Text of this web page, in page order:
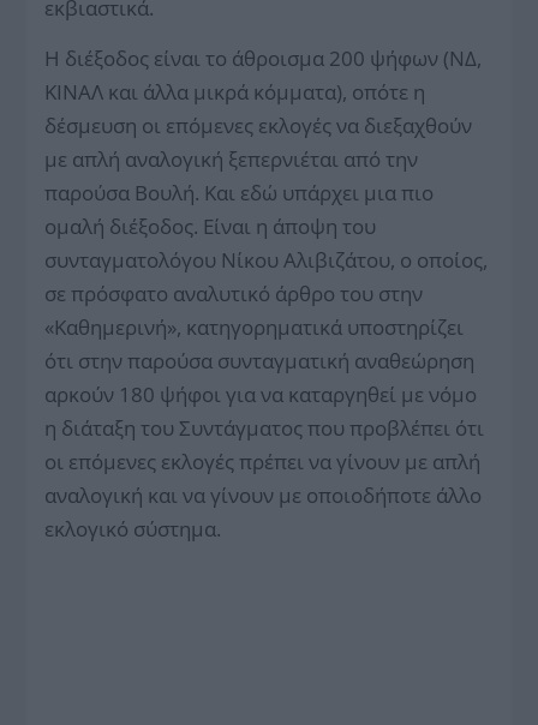
εκβιαστικά.
Η διέξοδος είναι το άθροισμα 200 ψήφων (ΝΔ,
ΚΙΝΑΛ και άλλα μικρά κόμματα), οπότε η
δέσμευση οι επόμενες εκλογές να διεξαχθούν
με απλή αναλογική ξεπερνιέται από την
παρούσα Βουλή. Και εδώ υπάρχει μια πιο
ομαλή διέξοδος. Είναι η άποψη του
συνταγματολόγου Νίκου Αλιβιζάτου, ο οποίος,
σε πρόσφατο αναλυτικό άρθρο του στην
«Καθημερινή», κατηγορηματικά υποστηρίζει
ότι στην παρούσα συνταγματική αναθεώρηση
αρκούν 180 ψήφοι για να καταργηθεί με νόμο
η διάταξη του Συντάγματος που προβλέπει ότι
οι επόμενες εκλογές πρέπει να γίνουν με απλή
αναλογική και να γίνουν με οποιοδήποτε άλλο
εκλογικό σύστημα.